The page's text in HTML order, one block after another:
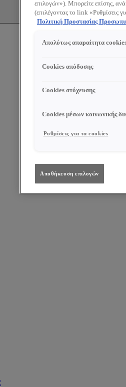
επιλογών»). Μπορείτε επίσης, ανά
(επιλέγοντας το link «Ρυθμίσεις
Πολιτική Προστασίας
Απολύτως απαραίτητα
Cookies απόδοσης
Cookies στόχευσης
Cookies μέσων κοινωνικής
Ρυθμίσεις για τα cookies
Αποθήκευση επιλογών